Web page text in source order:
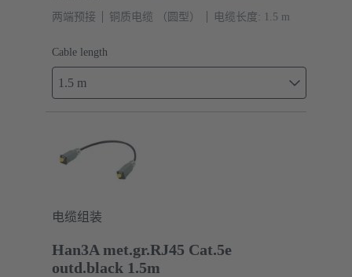
两端预接 铜质电缆 （圆型） 电缆长度: 1.5 m
Cable length
1.5 m
电缆组装
Han3A met.gr.RJ45 Cat.5e
outd.black 1.5m